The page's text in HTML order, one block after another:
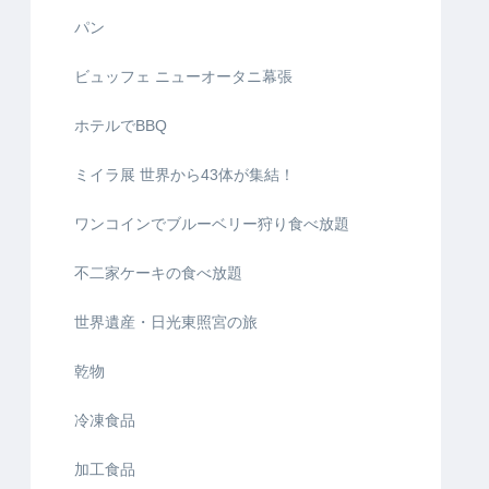
パン
ビュッフェ ニューオータニ幕張
ホテルでBBQ
ミイラ展 世界から43体が集結！
ワンコインでブルーベリー狩り食べ放題
不二家ケーキの食べ放題
世界遺産・日光東照宮の旅
乾物
冷凍食品
加工食品